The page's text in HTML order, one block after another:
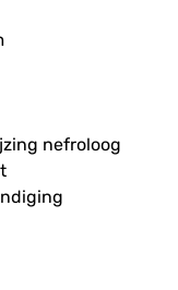
nefroloog